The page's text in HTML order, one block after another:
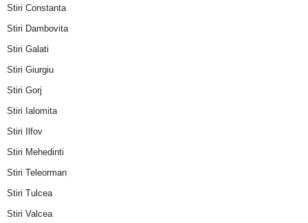
Stiri Constanta
Stiri Dambovita
Stiri Galati
Stiri Giurgiu
Stiri Gorj
Stiri Ialomita
Stiri Ilfov
Stiri Mehedinti
Stiri Teleorman
Stiri Tulcea
Stiri Valcea